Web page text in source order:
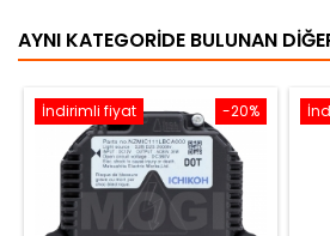
AYNI KATEGORIDE BULUNAN
-20%
İndirimli fiyat